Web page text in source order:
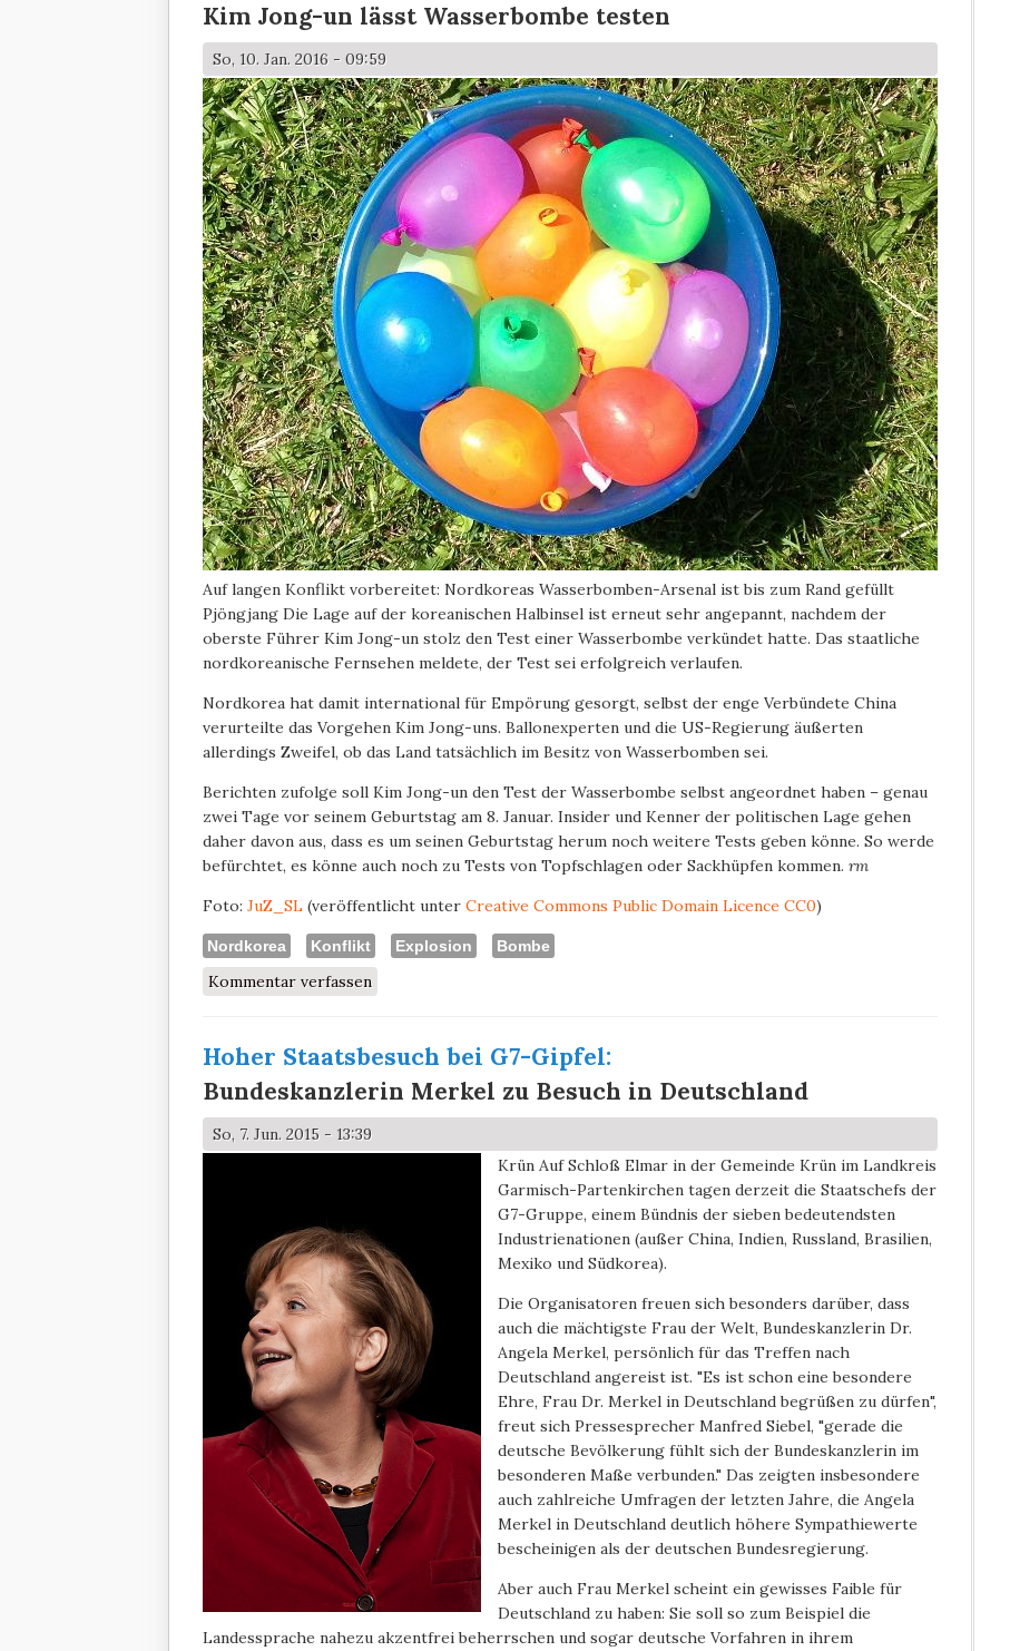
Kim Jong-un lässt Wasserbombe testen
So, 10. Jan. 2016 - 09:59
Auf langen Konflikt vorbereitet: Nordkoreas Wasserbomben-Arsenal ist bis zum Rand gefüllt
Pjöngjang Die Lage auf der koreanischen Halbinsel ist erneut sehr angepannt, nachdem der
oberste Führer Kim Jong-un stolz den Test einer Wasserbombe verkündet hatte. Das staatliche
nordkoreanische Fernsehen meldete, der Test sei erfolgreich verlaufen.
Nordkorea hat damit international für Empörung gesorgt, selbst der enge Verbündete China
verurteilte das Vorgehen Kim Jong-uns. Ballonexperten und die US-Regierung äußerten
allerdings Zweifel, ob das Land tatsächlich im Besitz von Wasserbomben sei.
Berichten zufolge soll Kim Jong-un den Test der Wasserbombe selbst angeordnet haben – genau
zwei Tage vor seinem Geburtstag am 8. Januar. Insider und Kenner der politischen Lage gehen
daher davon aus, dass es um seinen Geburtstag herum noch weitere Tests geben könne. So werde
befürchtet, es könne auch noch zu Tests von Topfschlagen oder Sackhüpfen kommen. rm
Foto: JuZ_SL (veröffentlicht unter Creative Commons Public Domain Licence CC0)
Nordkorea Konflikt Explosion Bombe
Kommentar verfassen
Hoher Staatsbesuch bei G7-Gipfel:
Bundeskanzlerin Merkel zu Besuch in Deutschland
So, 7. Jun. 2015 - 13:39
Krün Auf Schloß Elmar in der Gemeinde Krün im Landkreis
Garmisch-Partenkirchen tagen derzeit die Staatschefs der
G7-Gruppe, einem Bündnis der sieben bedeutendsten
Industrienationen (außer China, Indien, Russland, Brasilien,
Mexiko und Südkorea).
Die Organisatoren freuen sich besonders darüber, dass
auch die mächtigste Frau der Welt, Bundeskanzlerin Dr.
Angela Merkel, persönlich für das Treffen nach
Deutschland angereist ist. "Es ist schon eine besondere
Ehre, Frau Dr. Merkel in Deutschland begrüßen zu dürfen",
freut sich Pressesprecher Manfred Siebel, "gerade die
deutsche Bevölkerung fühlt sich der Bundeskanzlerin im
besonderen Maße verbunden." Das zeigten insbesondere
auch zahlreiche Umfragen der letzten Jahre, die Angela
Merkel in Deutschland deutlich höhere Sympathiewerte
bescheinigen als der deutschen Bundesregierung.
Aber auch Frau Merkel scheint ein gewisses Faible für
Deutschland zu haben: Sie soll so zum Beispiel die
Landessprache nahezu akzentfrei beherrschen und sogar deutsche Vorfahren in ihrem